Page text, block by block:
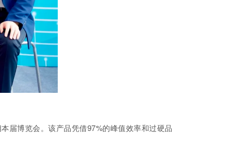
届博览会。该产品凭借97%的峰值效率和过硬品